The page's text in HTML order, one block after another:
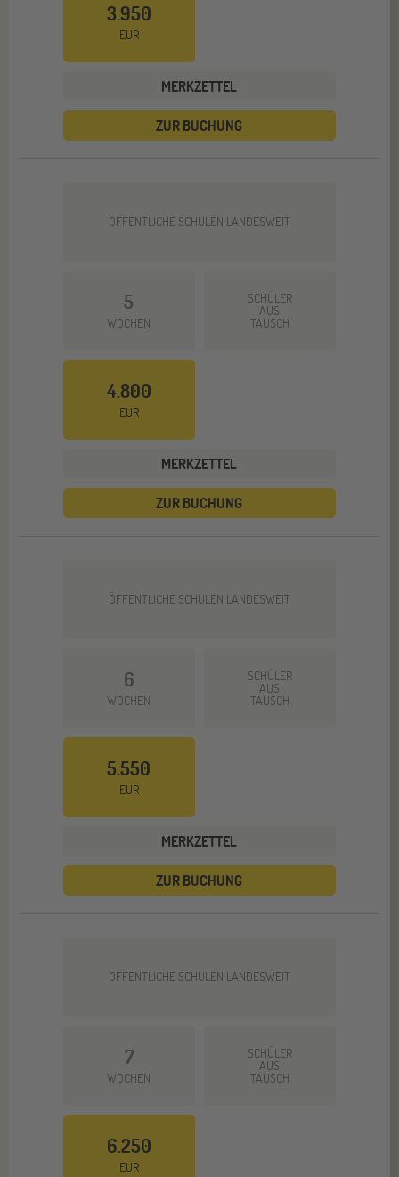
3.950
EUR
MERKZETTEL
ZUR BUCHUNG
ÖFFENTLICHE SCHULEN LANDESWEIT
5
WOCHEN
SCHÜLER
AUS
TAUSCH
4.800
EUR
MERKZETTEL
ZUR BUCHUNG
ÖFFENTLICHE SCHULEN LANDESWEIT
6
WOCHEN
SCHÜLER
AUS
TAUSCH
5.550
EUR
MERKZETTEL
ZUR BUCHUNG
ÖFFENTLICHE SCHULEN LANDESWEIT
7
WOCHEN
SCHÜLER
AUS
TAUSCH
6.250
EUR